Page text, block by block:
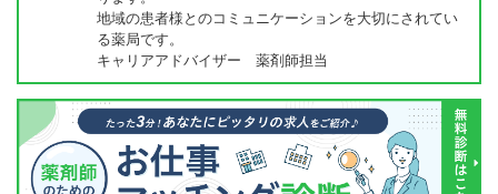
地域の患者様とのコミュニケーションを大切にされてい
る薬局です。
キャリアアドバイザー 薬剤師担当